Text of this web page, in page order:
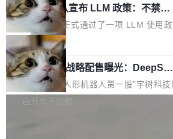
配、功耗与稳定性调优、兼容性测评及统一
等内容展开系统讲解和实战交流，帮助企业
步了解开源鸿蒙在智能...
Hub 员工 kdaigle 在 HN 讨论中贴出了一组
据：2025 年全年 10 亿次 commit。现在，
2.75 亿次，全年预计 140 亿次。GitHub...
ontinual Harness。在 ARC-AGI 3 基准测试
上，Prime Agent + Opus 5 的组合达到了
5% RHAE Best@1，超过了 ARC 报告的人
家基线 95.4%。 不是又一个 coding agent
器 Prime Agent 的架构和市面上大多数
agent 有本质区别。大多数 agent harness
计是基于早期模型的能力—...
Rust 项目团队宣布 LLM 政策：不禁
止，但你要承认哪些代码不是你写的
Rust 语言项目正式通过了一项 LLM 使用
覆盖 rust-lang/rust 单一仓库的代码贡献。
是项目级别的官方立场，目前由五个团队采
但它可能是主流开源项目中关于 AI 辅助贡
细致的一份规则。 政策的核心只有一句话：
可以用来分析、提炼、审阅、建议，但不
局
宇树科技 IPO 战略配售曝光：DeepSe
ek 获配 93.3 万股，锁定 36 个月
8月6日晚间，“人形机器人第一股”宇树科技
有限公司披露IPO发行价格及战略配售结果
白开水不加糖